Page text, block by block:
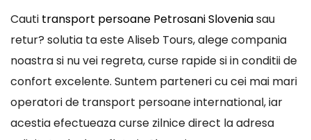
Cauti transport persoane Petrosani Sloveniasau
retur? solutia ta este Aliseb Tours, alege compania
noastra si nu vei regreta, curse rapide si in conditii de
confort excelente. Suntem parteneri cu cei mai mari
operatori de transport persoane international, iar
acestia efectueaza curse zilnice direct la adresa